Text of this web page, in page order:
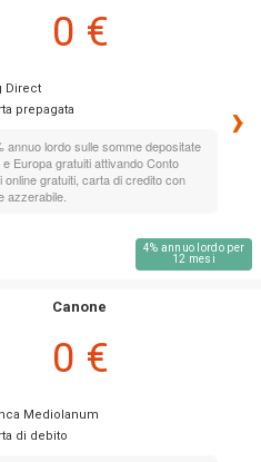
Direct
prepagata
annuo lordo sulle somme depositate
Europa gratuiti attivando Conto
gratuiti, carta di credito con
azzerabile.
0 €
›
4% annuo lordo per
12 mesi
Mediolanum
di debito
Canone
0 €